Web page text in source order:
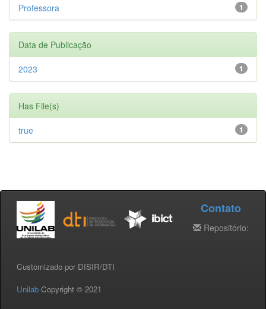
1
Professora
Data de Publicação
1
2023
Has File(s)
1
true
Customizado por DISIR/DTI
Unilab Copyright © 2021
Contato
Repositório: